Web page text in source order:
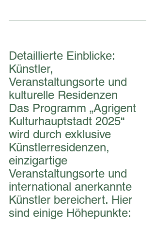
Detaillierte Einblicke:
Künstler,
Veranstaltungsorte und
kulturelle Residenzen
Das Programm „Agrigent
Kulturhauptstadt 2025“
wird durch exklusive
Künstlerresidenzen,
einzigartige
Veranstaltungsorte und
international anerkannte
Künstler bereichert. Hier
sind einige Höhepunkte: